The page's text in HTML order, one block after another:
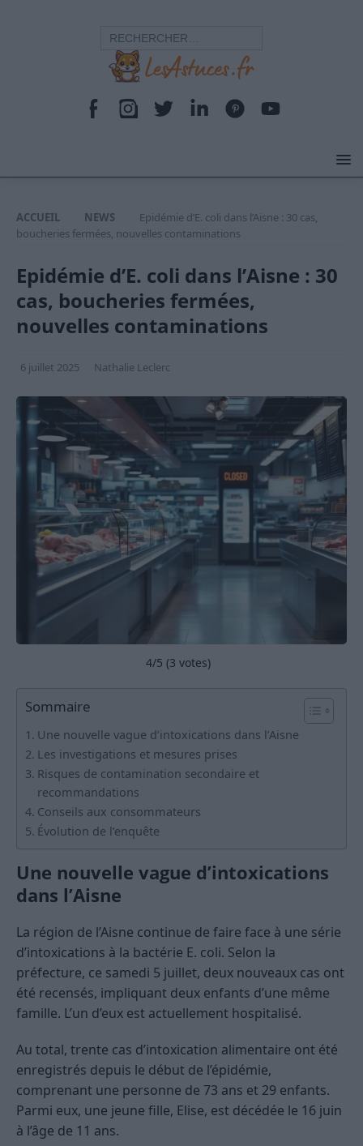
ACCUEIL NEWS
Epidémie d’E. coli dans l’Aisne : 30 cas,
boucheries fermées, nouvelles contaminations
Epidémie d’E. coli dans l’Aisne : 30
cas, boucheries fermées,
nouvelles contaminations
6 juillet 2025 Nathalie Leclerc
4/5 (3 votes)
Sommaire
Une nouvelle vague d’intoxications dans l’Aisne
Les investigations et mesures prises
Risques de contamination secondaire et
recommandations
Conseils aux consommateurs
Évolution de l’enquête
Une nouvelle vague d’intoxications
dans l’Aisne
La région de l’Aisne continue de faire face à une série
d’intoxications à la bactérie E. coli. Selon la
préfecture, ce samedi 5 juillet, deux nouveaux cas ont
été recensés, impliquant deux enfants d’une même
famille. L’un d’eux est actuellement hospitalisé.
Au total, trente cas d’intoxication alimentaire ont été
enregistrés depuis le début de l’épidémie,
comprenant une personne de 73 ans et 29 enfants.
Parmi eux, une jeune fille, Elise, est décédée le 16 juin
à l’âge de 11 ans.